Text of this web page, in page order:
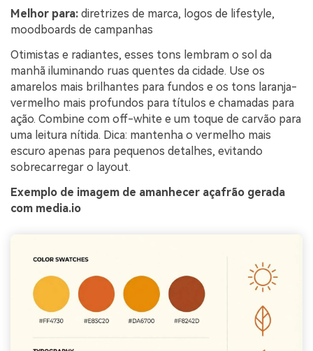
Melhor para: diretrizes de marca, logos de lifestyle,
moodboards de campanhas
Otimistas e radiantes, esses tons lembram o sol da
manhã iluminando ruas quentes da cidade. Use os
amarelos mais brilhantes para fundos e os tons laranja-
vermelho mais profundos para títulos e chamadas para
ação. Combine com off-white e um toque de carvão para
uma leitura nítida. Dica: mantenha o vermelho mais
escuro apenas para pequenos detalhes, evitando
sobrecarregar o layout.
Exemplo de imagem de amanhecer açafrão gerada
com media.io